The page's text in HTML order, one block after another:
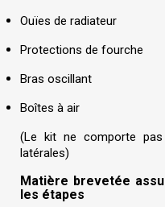
Ouïes de radiateur
Protections de fourche
Bras oscillant
Boîtes à air
(Le kit ne comporte
latérales)
Matière brevetée
les étapes